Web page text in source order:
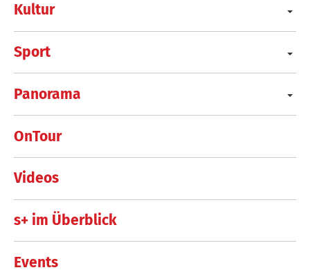
Kultur
Sport
Panorama
OnTour
Videos
s+ im Überblick
Events